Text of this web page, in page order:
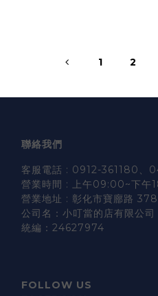
1 2
聯絡我們
客服電話 : 0912-361180、
營業時間 : 上午09:00~下午
營業地址 : 彰化市寶廍路
公司名：小叮當的店有限公司
統編：24627974
FOLLOW US